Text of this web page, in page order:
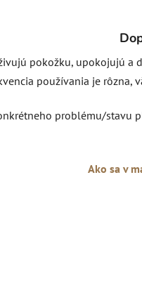
pokožku, upokojujú
používania je rôzna,
problému/stavu
Ako sa v